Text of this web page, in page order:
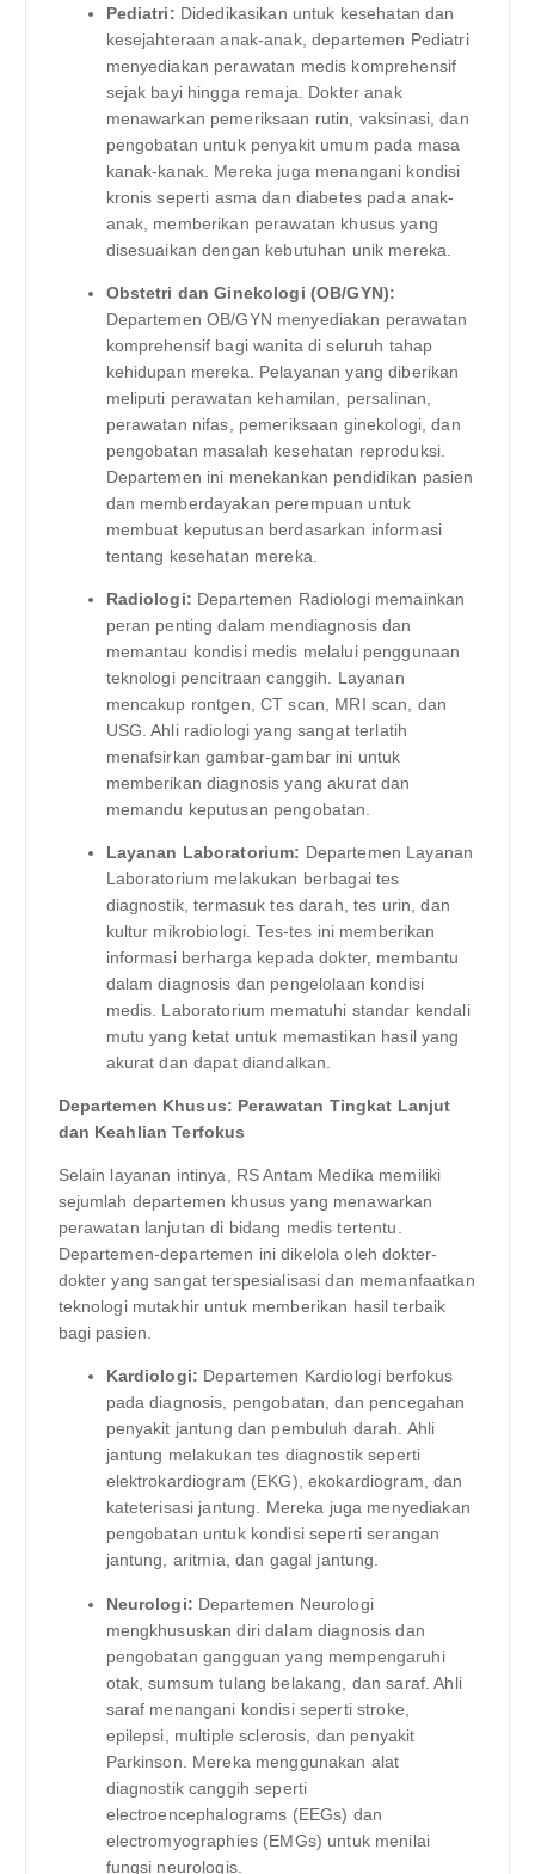
Pediatri: Didedikasikan untuk kesehatan dan
kesejahteraan anak-anak, departemen Pediatri
menyediakan perawatan medis komprehensif
sejak bayi hingga remaja. Dokter anak
menawarkan pemeriksaan rutin, vaksinasi, dan
pengobatan untuk penyakit umum pada masa
kanak-kanak. Mereka juga menangani kondisi
kronis seperti asma dan diabetes pada anak-
anak, memberikan perawatan khusus yang
disesuaikan dengan kebutuhan unik mereka.
Obstetri dan Ginekologi (OB/GYN):
Departemen OB/GYN menyediakan perawatan
komprehensif bagi wanita di seluruh tahap
kehidupan mereka. Pelayanan yang diberikan
meliputi perawatan kehamilan, persalinan,
perawatan nifas, pemeriksaan ginekologi, dan
pengobatan masalah kesehatan reproduksi.
Departemen ini menekankan pendidikan pasien
dan memberdayakan perempuan untuk
membuat keputusan berdasarkan informasi
tentang kesehatan mereka.
Radiologi: Departemen Radiologi memainkan
peran penting dalam mendiagnosis dan
memantau kondisi medis melalui penggunaan
teknologi pencitraan canggih. Layanan
mencakup rontgen, CT scan, MRI scan, dan
USG. Ahli radiologi yang sangat terlatih
menafsirkan gambar-gambar ini untuk
memberikan diagnosis yang akurat dan
memandu keputusan pengobatan.
Layanan Laboratorium: Departemen Layanan
Laboratorium melakukan berbagai tes
diagnostik, termasuk tes darah, tes urin, dan
kultur mikrobiologi. Tes-tes ini memberikan
informasi berharga kepada dokter, membantu
dalam diagnosis dan pengelolaan kondisi
medis. Laboratorium mematuhi standar kendali
mutu yang ketat untuk memastikan hasil yang
akurat dan dapat diandalkan.
Departemen Khusus: Perawatan Tingkat Lanjut
dan Keahlian Terfokus
Selain layanan intinya, RS Antam Medika memiliki
sejumlah departemen khusus yang menawarkan
perawatan lanjutan di bidang medis tertentu.
Departemen-departemen ini dikelola oleh dokter-
dokter yang sangat terspesialisasi dan memanfaatkan
teknologi mutakhir untuk memberikan hasil terbaik
bagi pasien.
Kardiologi: Departemen Kardiologi berfokus
pada diagnosis, pengobatan, dan pencegahan
penyakit jantung dan pembuluh darah. Ahli
jantung melakukan tes diagnostik seperti
elektrokardiogram (EKG), ekokardiogram, dan
kateterisasi jantung. Mereka juga menyediakan
pengobatan untuk kondisi seperti serangan
jantung, aritmia, dan gagal jantung.
Neurologi: Departemen Neurologi
mengkhususkan diri dalam diagnosis dan
pengobatan gangguan yang mempengaruhi
otak, sumsum tulang belakang, dan saraf. Ahli
saraf menangani kondisi seperti stroke,
epilepsi, multiple sclerosis, dan penyakit
Parkinson. Mereka menggunakan alat
diagnostik canggih seperti
electroencephalograms (EEGs) dan
electromyographies (EMGs) untuk menilai
fungsi neurologis.